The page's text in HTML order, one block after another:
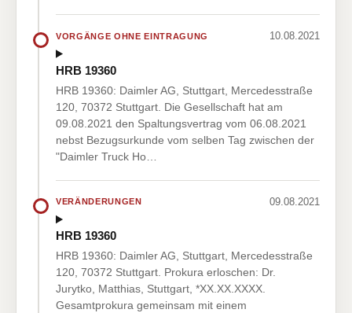
VORGÄNGE OHNE EINTRAGUNG 10.08.2021
HRB 19360
HRB 19360: Daimler AG, Stuttgart, Mercedesstraße
120, 70372 Stuttgart. Die Gesellschaft hat am
09.08.2021 den Spaltungsvertrag vom 06.08.2021
nebst Bezugsurkunde vom selben Tag zwischen der
"Daimler Truck Ho…
VERÄNDERUNGEN 09.08.2021
HRB 19360
HRB 19360: Daimler AG, Stuttgart, Mercedesstraße
120, 70372 Stuttgart. Prokura erloschen: Dr.
Jurytko, Matthias, Stuttgart, *XX.XX.XXXX.
Gesamtprokura gemeinsam mit einem